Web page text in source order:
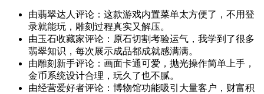
由翡翠达人评论：这款游戏内置菜单太方便了，不用登
录就能玩，雕刻过程真实又解压。
由玉石收藏家评论：原石切割考验运气，我学到了很多
翡翠知识，每次展示成品都成就感满满。
由雕刻新手评论：画面卡通可爱，抛光操作简单上手，
金币系统设计合理，玩久了也不腻。
由经营爱好者评论：博物馆功能吸引大量客户，财富积